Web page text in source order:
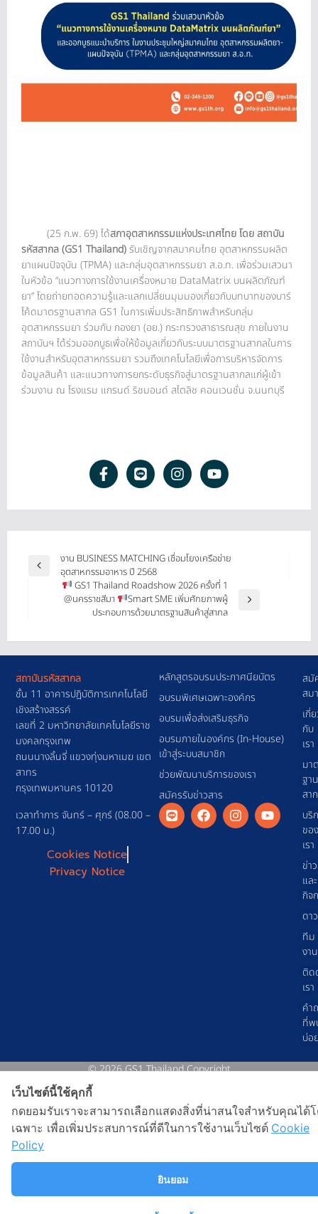
(25 ก.พ. 69) ได้สภาอุตสาหกรรมแห่งประเทศไทย โดย สถาบัน
รหัสสากล (GS1 Thailand)รับเชิญจากสมาคมไทย อุตสาหกรรมผลิต
ยาแผนปัจจุบัน (TPMA) และกลุ่มอุตสาหกรรมยา ส.อ.ท. เพื่อร่วมเสวนา
ในหัวข้อ “แนวทางการใช้งานเครื่องหมาย DataMatrix บนผลิตภัณฑ์
ยา” โดยถ่ายทอดความรู้และแลกเปลี่ยนมุมมองเกี่ยวกับบทบาทของบาร์
โค้ดมาตรฐานสากล GS1 ในการเพิ่มประสิทธิภาพสำหรับกลุ่ม
อุตสาหกรรมยา ร่วมกับ กองยา (อย.) กระทรวงสาธารณสุข ภายในงาน
สถาบันฯ ได้ร่วมออกบูธเพื่อให้ข้อมูลเกี่ยวกับระบบมาตรฐานสากลในการ
ใช้งานสำหรับอุตสาหกรรมยา รวมถึงเทคโนโลยีเพื่อการบริหารจัดการ
ข้อมูลสินค้า และแนวทางการยกระดับธุรกิจสู่มาตรฐานสากลแก่ผู้เข้า
ร่วมงาน ณ โรงแรม แกรนด์ ริชมอนด์ สไตลิช คอนเวนชั่น จ.นนทบุรี
งาน BUSINESS MATCHING เชื่อมโยงเครือข่าย
อุตสาหกรรมอาหาร ปี 2568
GS1 Thailand Roadshow 2026 ครั้งที่ 1
@นครราชสีมา
Smart SME เพิ่มศักยภาพผู้
ประกอบการด้วยมาตรฐานสินค้าสู่สากล
สมั
สม
เกี่
กับ
เรา
มา
ฐาน
สา
บริ
ของ
เรา
ข่า
และ
กิจ
ดา
ทีม
งาน
ติด
เรา
คำ
ที่พ
บ่อ
หลักสูตรอบรมประกาศนียบัตร
อบรมพิเศษเฉพาะองค์กร
อบรมเพื่อส่งเสริมธุรกิจ
อบรมภายในองค์กร (In-House)
เข้าสู่ระบบสมาชิก
ช่วยพัฒนาบริการของเรา
สมัครรับข่าวสาร
สถาบันรหัสสากล
ชั้น 11 อาคารปฎิบัติการเทคโนโลยี
เชิงสร้างสรรค์
เลขที่ 2 มหาวิทยาลัยเทคโนโลยีราช
มงคลกรุงเทพ
ถนนนางลิ้นจี่ แขวงทุ่งมหาเมฆ เขต
สาทร
กรุงเทพมหานคร 10120
เวลาทำการ จันทร์ – ศุกร์ (08.00 –
17.00 น.)
Cookies Notice
Privacy Notice
© 2026 GS1 Thailand Copyright
เว็บไซต์นี้ใช้คุกกี้
กดยอมรับเราจะสามารถเลือกแสดงสิ่งที่น่าสนใจสำหรับคุณได้
เฉพาะ เพื่อเพิ่มประสบการณ์ที่ดีในการใช้งานเว็บไซต์ Cookie
Policy
ยินยอม